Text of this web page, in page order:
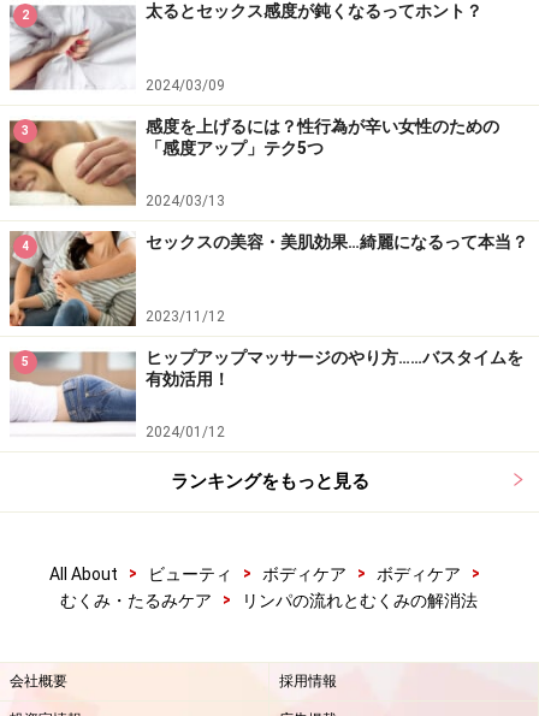
2 太るとセックス感度が鈍くなるってホント？
2024/03/09
3
感度を上げるには？性行為が辛い女性のための
「感度アップ」テク5つ
2024/03/13
4 セックスの美容・美肌効果…綺麗になるって本当？
2023/11/12
5
ヒップアップマッサージのやり方……バスタイムを
有効活用！
2024/01/12
ランキングをもっと見る
All About > ビューティ > ボディケア > ボディケア
>
むくみ・たるみケア
> リンパの流れとむくみの解消法
会社概要 採用情報